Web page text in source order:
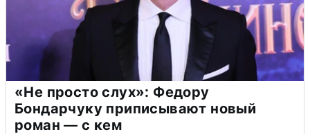
«Не просто слух»: Федору
Бондарчуку приписывают новый
роман — с кем